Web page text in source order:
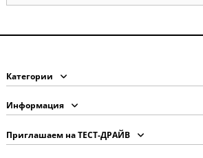
Категории
Информация
Приглашаем на ТЕСТ-ДРАЙВ